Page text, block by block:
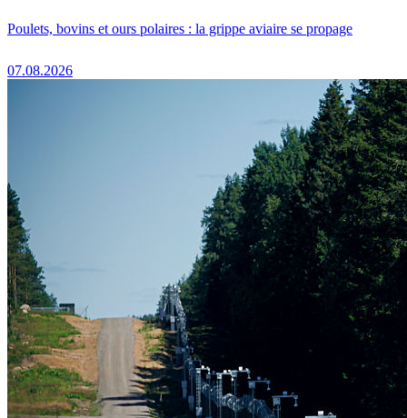
Poulets, bovins et ours polaires : la grippe aviaire se propage
07.08.2026